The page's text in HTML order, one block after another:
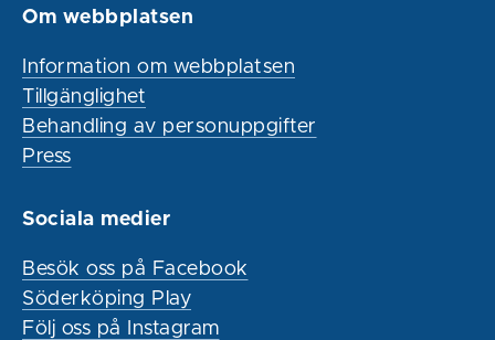
Om webbplatsen
Information om webbplatsen
Tillgänglighet
Behandling av personuppgifter
Press
Sociala medier
Besök oss på Facebook
Söderköping Play
Följ oss på Instagram